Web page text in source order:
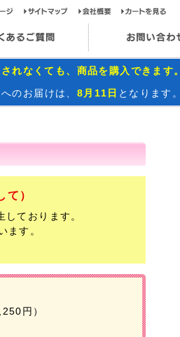
トップページサイトマップ会社概要
お問い合わせ
たへ よくあるご質問
れなくても、商品を購入できます。
のお届けは、 8月11日 となります。
）
ております。
ます。
円）